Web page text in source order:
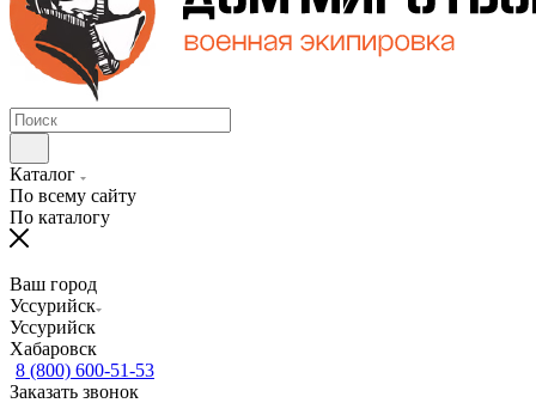
Каталог
По всему сайту
По каталогу
Ваш город
Уссурийск
Уссурийск
Хабаровск
8 (800) 600-51-53
Заказать звонок